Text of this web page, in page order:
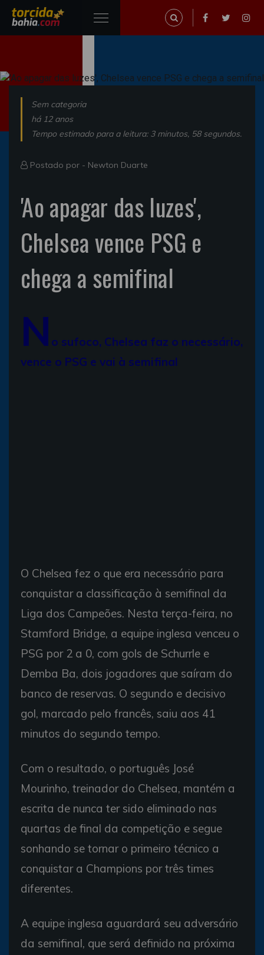
Sem categoria
há 12 anos
Tempo estimado para a leitura: 3 minutos, 58 segundos.
Postado por - Newton Duarte
'Ao apagar das luzes',
Chelsea vence PSG e
chega a semifinal
N o sufoco, Chelsea faz o necessário,
vence o PSG e vai à semifinal
O Chelsea fez o que era necessário para
conquistar a classificação à semifinal da
Liga dos Campeões. Nesta terça-feira, no
Stamford Bridge, a equipe inglesa venceu o
PSG por 2 a 0, com gols de Schurrle e
Demba Ba, dois jogadores que saíram do
banco de reservas. O segundo e decisivo
gol, marcado pelo francês, saiu aos 41
minutos do segundo tempo.
Com o resultado, o português José
Mourinho, treinador do Chelsea, mantém a
escrita de nunca ter sido eliminado nas
quartas de final da competição e segue
sonhando se tornar o primeiro técnico a
conquistar a Champions por três times
diferentes.
A equipe inglesa aguardará seu adversário
da semifinal, que será definido na próxima